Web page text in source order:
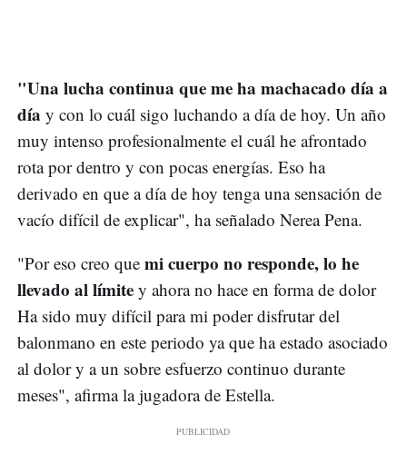
"Una lucha continua que me ha machacado día a
día y con lo cuál sigo luchando a día de hoy. Un año
muy intenso profesionalmente el cuál he afrontado
rota por dentro y con pocas energías. Eso ha
derivado en que a día de hoy tenga una sensación de
vacío difícil de explicar", ha señalado Nerea Pena.
"Por eso creo que mi cuerpo no responde, lo he
llevado al límite y ahora no hace en forma de dolor
Ha sido muy difícil para mi poder disfrutar del
balonmano en este periodo ya que ha estado asociado
al dolor y a un sobre esfuerzo continuo durante
meses", afirma la jugadora de Estella.